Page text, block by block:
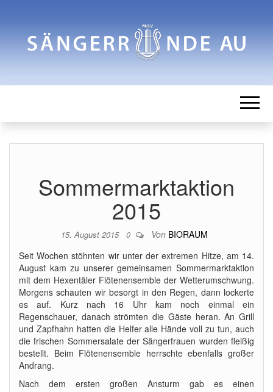
AU
Sommermarktaktion
2015
15. August 2015 0 Von BIORAUM
Seit Wochen stöhnten wir unter der extremen Hitze, am 14.
August kam zu unserer gemeinsamen Sommermarktaktion
mit dem Hexentäler Flötenensemble der Wetterumschwung.
Morgens schauten wir besorgt in den Regen, dann lockerte
es auf. Kurz nach 16 Uhr kam noch einmal ein
Regenschauer, danach strömten die Gäste heran. An Grill
und Zapfhahn hatten die Helfer alle Hände voll zu tun, auch
die frischen Sommersalate der Sängerfrauen wurden fleißig
bestellt. Beim Flötenensemble herrschte ebenfalls großer
Andrang.
Nach dem ersten großen Ansturm gab es einen